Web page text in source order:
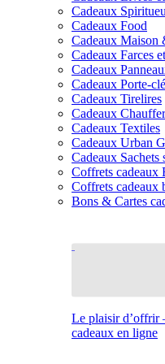
Cadeaux
Cadeaux Food
Cadeaux Maison
Cadeaux Farces
Cadeaux
Cadeaux Porte-
Cadeaux Tirelires
Cadeaux
Cadeaux Textiles
Cadeaux Urban
Cadeaux Sachets
Coffrets cadeaux
Coffrets cadeaux
Bons & Cartes
Le plaisir d’offrir
cadeaux en ligne